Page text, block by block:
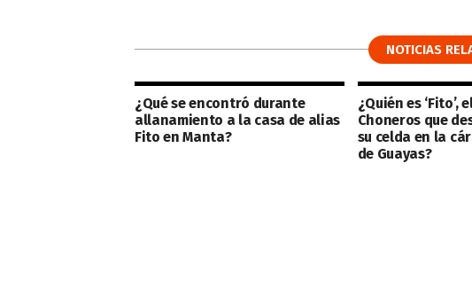
NOTICIAS
¿Qué se encontró durante
allanamiento a la casa de alias
Fito en Manta?
¿Quién es ‘Fito’,
Choneros que
su celda en la
de Guayas?